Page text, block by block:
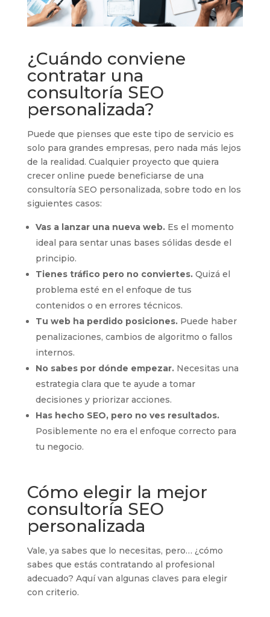
¿Cuándo conviene
contratar una
consultoría SEO
personalizada?
Puede que pienses que este tipo de servicio es
solo para grandes empresas, pero nada más lejos
de la realidad. Cualquier proyecto que quiera
crecer online puede beneficiarse de una
consultoría SEO personalizada, sobre todo en los
siguientes casos:
Vas a lanzar una nueva web.Es el momento
ideal para sentar unas bases sólidas desde el
principio.
Tienes tráfico pero no conviertes.Quizá el
problema esté en el enfoque de tus
contenidos o en errores técnicos.
Tu web ha perdido posiciones.Puede haber
penalizaciones, cambios de algoritmo o fallos
internos.
No sabes por dónde empezar.Necesitas una
estrategia clara que te ayude a tomar
decisiones y priorizar acciones.
Has hecho SEO, pero no ves resultados.
Posiblemente no era el enfoque correcto para
tu negocio.
Cómo elegir la mejor
consultoría SEO
personalizada
Vale, ya sabes que lo necesitas, pero… ¿cómo
sabes que estás contratando al profesional
adecuado? Aquí van algunas claves para elegir
con criterio.